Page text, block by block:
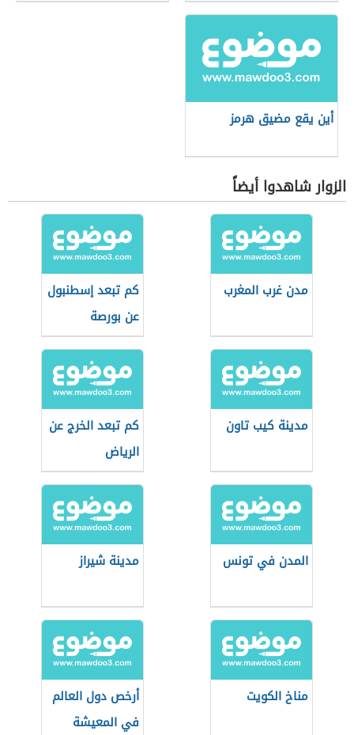
أين يقع مضيق هرمز
الزوار شاهدوا أيضاً
مدن غرب المغرب
كم تبعد إسطنبول
عن بورصة
مدينة كيب تاون
كم تبعد الخرج عن
الرياض
المدن في تونس مدينة شيراز
مناخ الكويت
أرخص دول العالم
في المعيشة